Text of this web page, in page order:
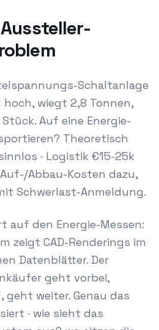
Schaltanlage
wiegt 2,8 Tonnen,
Auf eine Energie-
Theoretisch
· Logistik €15-25k
Abbau-Kosten dazu,
Schwerlast-Anmeldung.
auf den Energie-Messen:
zeigt CAD-Renderings im
Datenblätter. Der
geht vorbei,
weiter. Genau das
· wie sieht das